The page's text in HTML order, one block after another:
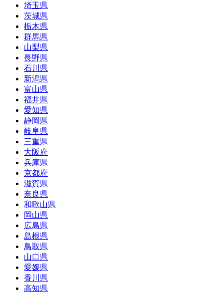
埼玉県
茨城県
栃木県
群馬県
山梨県
長野県
石川県
新潟県
富山県
福井県
愛知県
静岡県
岐阜県
三重県
大阪府
兵庫県
京都府
滋賀県
奈良県
和歌山県
岡山県
広島県
島根県
鳥取県
山口県
愛媛県
香川県
高知県